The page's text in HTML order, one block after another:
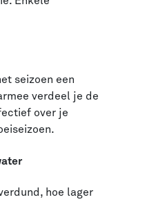
seizoen een
verdeel je de
over je
hoe lager